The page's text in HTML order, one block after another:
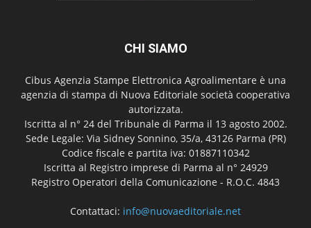
CHI SIAMO
Cibus Agenzia Stampe Elettronica Agroalimentare è una
agenzia di stampa di Nuova Editoriale società cooperativa
autorizzata.
Iscritta al n° 24 del Tribunale di Parma il 13 agosto 2002.
Sede Legale: Via Sidney Sonnino, 35/a, 43126 Parma (PR)
Codice fiscale e partita iva: 01887110342
Iscritta al Registro imprese di Parma al n° 24929
Registro Operatori della Comunicazione - R.O.C. 4843
Contattaci: info@nuovaeditoriale.net